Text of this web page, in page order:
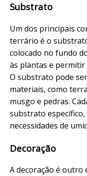
Substrato
Um dos principais
terrário é o
colocado no fundo
às plantas e permitir
O substrato pode
materiais, como
musgo e pedras.
substrato
necessidades de
Decoração
A decoração é